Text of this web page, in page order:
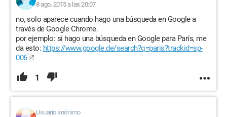
8 ago. 2015 a las 20:07
no, solo aparece cuando hago una búsqueda en Google a
través de Google Chrome.
por ejemplo: si hago una búsqueda en Google para París, me
da esto: https://www.google.de/search?q=paris?trackid=sp-
006
1
Usuario anónimo